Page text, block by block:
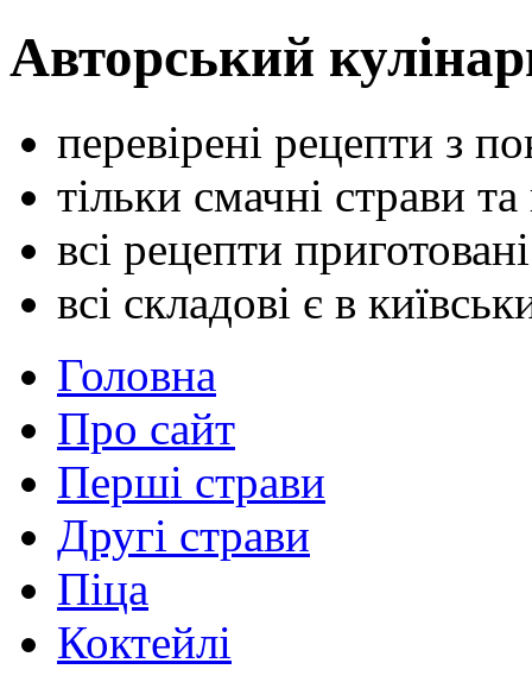
Авторський
перевірені рецепти з
тільки смачні страви та
всі рецепти
всі складові є в
Головна
Про сайт
Перші страви
Другі страви
Піца
Коктейлі